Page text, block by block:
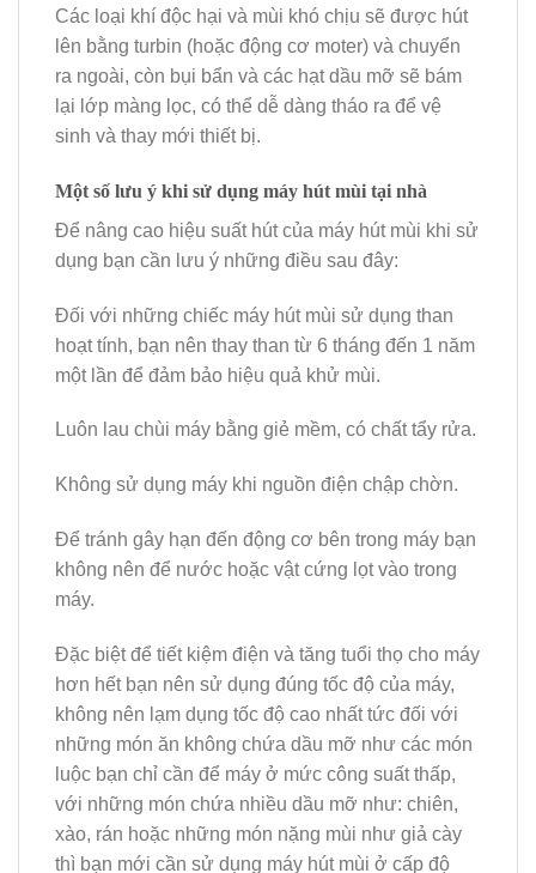
Các loại khí độc hại và mùi khó chịu sẽ được hút
lên bằng turbin (hoặc động cơ moter) và chuyển
ra ngoài, còn bụi bẩn và các hạt dầu mỡ sẽ bám
lại lớp màng lọc, có thể dễ dàng tháo ra để vệ
sinh và thay mới thiết bị.
Một số lưu ý khi sử dụng máy hút mùi tại nhà
Để nâng cao hiệu suất hút của máy hút mùi khi sử
dụng bạn cần lưu ý những điều sau đây:
Đối với những chiếc máy hút mùi sử dụng than
hoạt tính, bạn nên thay than từ 6 tháng đến 1 năm
một lần để đảm bảo hiệu quả khử mùi.
Luôn lau chùi máy bằng giẻ mềm, có chất tẩy rửa.
Không sử dụng máy khi nguồn điện chập chờn.
Để tránh gây hạn đến động cơ bên trong máy bạn
không nên để nước hoặc vật cứng lọt vào trong
máy.
Đặc biệt để tiết kiệm điện và tăng tuổi thọ cho máy
hơn hết bạn nên sử dụng đúng tốc độ của máy,
không nên lạm dụng tốc độ cao nhất tức đối với
những món ăn không chứa dầu mỡ như các món
luộc bạn chỉ cần để máy ở mức công suất thấp,
với những món chứa nhiều dầu mỡ như: chiên,
xào, rán hoặc những món nặng mùi như giả cày
thì bạn mới cần sử dụng máy hút mùi ở cấp độ